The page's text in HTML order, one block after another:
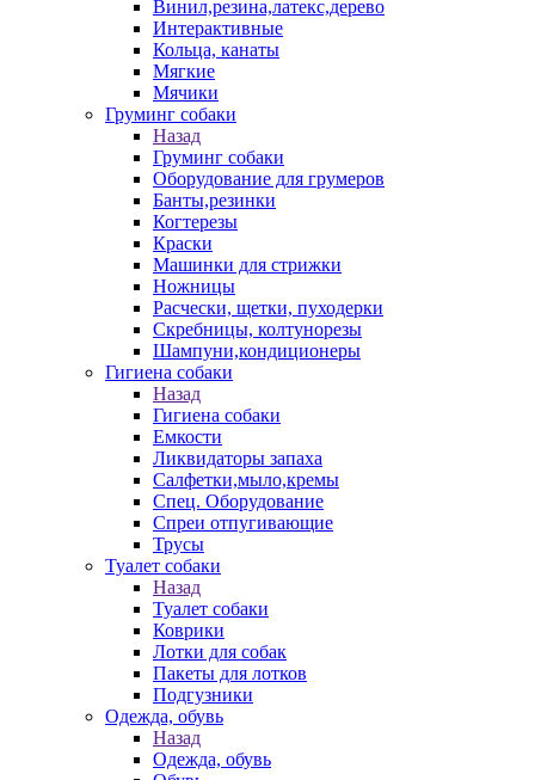
Винил,резина,латекс,дерево
Интерактивные
Кольца, канаты
Мягкие
Мячики
Груминг собаки
Назад
Груминг собаки
Оборудование для грумеров
Банты,резинки
Когтерезы
Краски
Машинки для стрижки
Ножницы
Расчески, щетки, пуходерки
Скребницы, колтунорезы
Шампуни,кондиционеры
Гигиена собаки
Назад
Гигиена собаки
Емкости
Ликвидаторы запаха
Салфетки,мыло,кремы
Спец. Оборудование
Спреи отпугивающие
Трусы
Туалет собаки
Назад
Туалет собаки
Коврики
Лотки для собак
Пакеты для лотков
Подгузники
Одежда, обувь
Назад
Одежда, обувь